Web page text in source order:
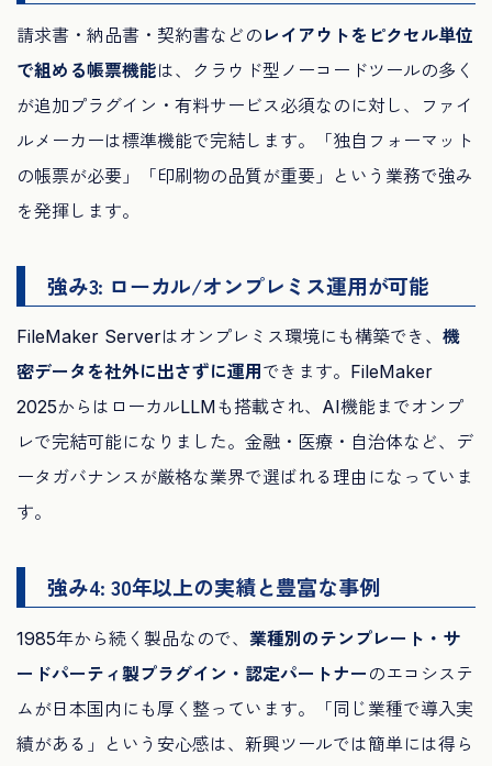
請求書・納品書・契約書などの レイアウトをピクセル単位
で組める帳票機能は、クラウド型ノーコードツールの多く
が追加プラグイン・有料サービス必須なのに対し、ファイ
ルメーカーは標準機能で完結します。「独自フォーマット
の帳票が必要」「印刷物の品質が重要」という業務で強み
を発揮します。
強み3: ローカル/オンプレミス運用が可能
FileMaker Serverはオンプレミス環境にも構築でき、 機
密データを社外に出さずに運用 できます。FileMaker
2025からはローカルLLMも搭載され、AI機能までオンプ
レで完結可能になりました。金融・医療・自治体など、デ
ータガバナンスが厳格な業界で選ばれる理由になっていま
す。
強み4: 30年以上の実績と豊富な事例
1985年から続く製品なので、 業種別のテンプレート・サ
ードパーティ製プラグイン・認定パートナー のエコシステ
ムが日本国内にも厚く整っています。「同じ業種で導入実
績がある」という安心感は、新興ツールでは簡単には得ら